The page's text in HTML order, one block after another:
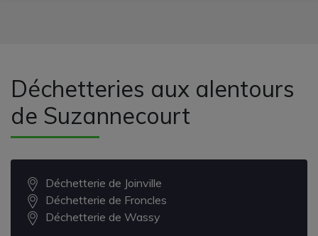
Déchetteries aux alentours
de Suzannecourt
Déchetterie de Joinville
Déchetterie de Froncles
Déchetterie de Wassy